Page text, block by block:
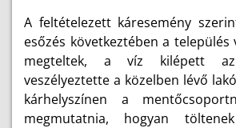
A feltételezett káresemény
esőzés következtében a település
megteltek, a víz kilépett
veszélyeztette a közelben lévő
kárhelyszínen a
megmutatnia, hogyan